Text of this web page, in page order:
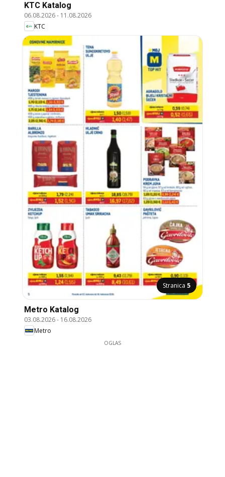
KTC Katalog
06.08.2026- 11.08.2026
KTC
Stranica 5
Metro Katalog
03.08.2026- 16.08.2026
Metro
OGLAS